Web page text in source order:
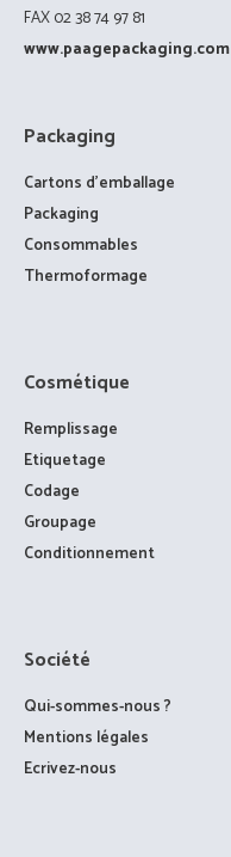
FAX 02 38 74 97 81
www.paagepackaging.com
Packaging
Cartons d’emballage
Packaging
Consommables
Thermoformage
Cosmétique
Remplissage
Etiquetage
Codage
Groupage
Conditionnement
Société
Qui-sommes-nous ?
Mentions légales
Ecrivez-nous